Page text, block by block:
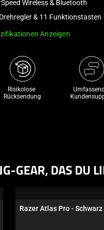
Wireless & Bluetooth
& 11 Funktionstasten
Anzeigen
Risikolose
Rücksendung
GEAR, DAS DU
Razer Atlas Pro - Schwarz